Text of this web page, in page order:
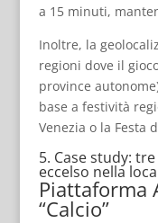
a 15 minuti,
Inoltre, la
regioni dove il
province
base a festività
Venezia o la Festa
5. Case study:
eccelso nella
Piattaforma
“Calcio”